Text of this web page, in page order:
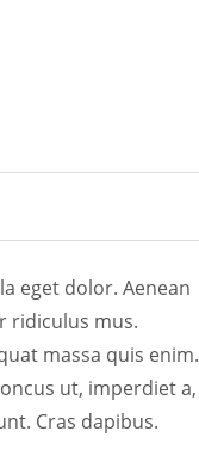
eget dolor. Aenean
ridiculus mus.
massa quis enim.
ut, imperdiet a,
Cras dapibus.